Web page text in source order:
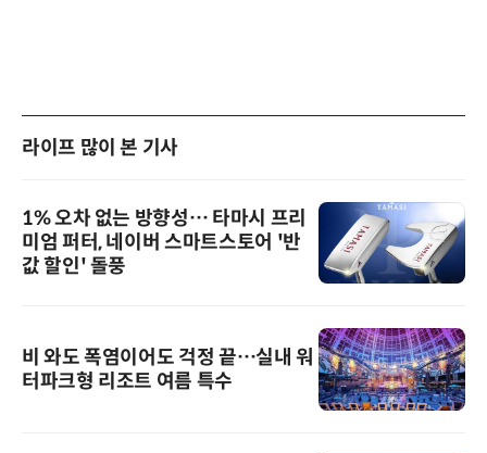
라이프 많이 본 기사
1% 오차 없는 방향성… 타마시 프리
미엄 퍼터, 네이버 스마트스토어 '반
값 할인' 돌풍
비 와도 폭염이어도 걱정 끝…실내 워
터파크형 리조트 여름 특수